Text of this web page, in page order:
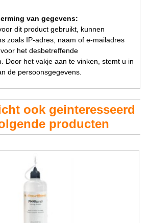
van gegevens:
dit product gebruikt, kunnen
zoals IP-adres, naam of e-mailadres
het desbetreffende
Door het vakje aan te vinken, stemt u in
de persoonsgegevens.
ook geinteresseerd
producten